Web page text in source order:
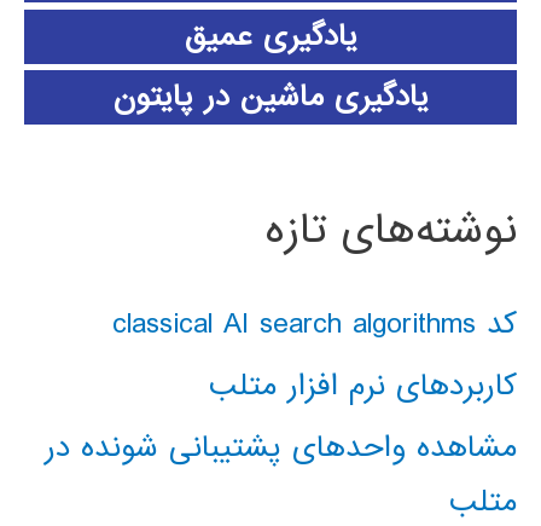
یادگیری عمیق
یادگیری ماشین در پایتون
نوشته‌های تازه
کد classical AI search algorithms
کاربردهای نرم افزار متلب
مشاهده واحدهای پشتیبانی شونده در
متلب